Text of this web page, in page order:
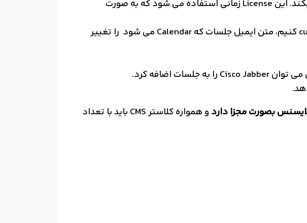
قابلیت Shared Multiparty Meetings را پشتیبانی میکند. این License زمانی استفاده می شود که به صورت
این امکان را می دهد layout جلسات را customize کنیم، متن ایمیل جلسات که Calendar می شود را تغییر
و همواره کلاستر CMS باید با تعداد